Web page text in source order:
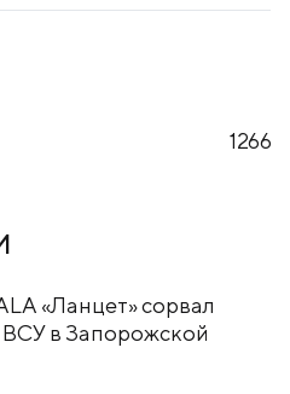
1266
«Ланцет» сорвал
в Запорожской